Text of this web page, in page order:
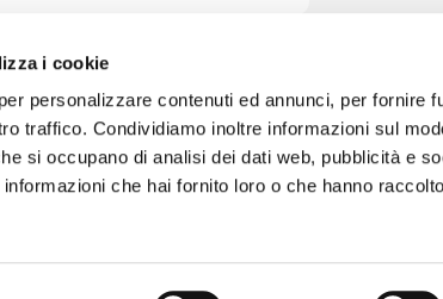
i cookie
personalizzare contenuti ed annunci, per fornire
traffico. Condividiamo inoltre informazioni sul
si occupano di analisi dei dati web, pubblicità e
che hai fornito loro o che hanno